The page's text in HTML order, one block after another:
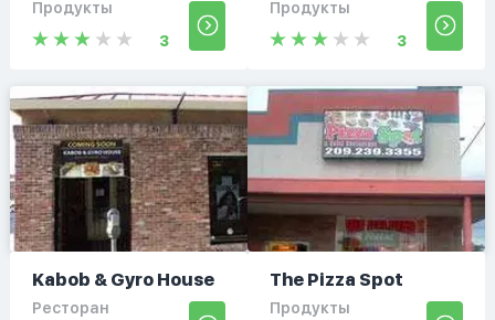
Продукты
3
Продукты
3
Kabob & Gyro House
Ресторан
The Pizza Spot
Продукты